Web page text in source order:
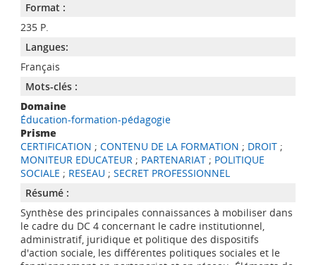
Format :
235 P.
Langues:
Français
Mots-clés :
Domaine
Éducation-formation-pédagogie
Prisme
CERTIFICATION ; CONTENU DE LA FORMATION ; DROIT;
MONITEUR EDUCATEUR; PARTENARIAT; POLITIQUE
SOCIALE ; RESEAU ; SECRET PROFESSIONNEL
Résumé :
Synthèse des principales connaissances à mobiliser dans
le cadre du DC 4 concernant le cadre institutionnel,
administratif, juridique et politique des dispositifs
d'action sociale, les différentes politiques sociales et le